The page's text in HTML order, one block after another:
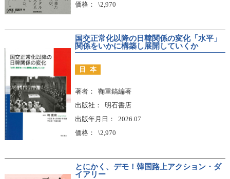
価格
\2,970
国交正常化以降の日韓関係の変化「水平」
関係をいかに構築し展開していくか
日本
著者
鞠重鎬編著
出版社
明石書店
出版年月日
2026.07
価格
\2,970
とにかく、デモ！韓国路上アクション・ダ
イアリー